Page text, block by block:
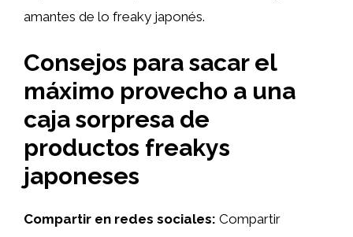
amantes de lo freaky japonés.
Consejos para sacar el
máximo provecho a una
caja sorpresa de
productos freakys
japoneses
Compartir en redes sociales: Compartir